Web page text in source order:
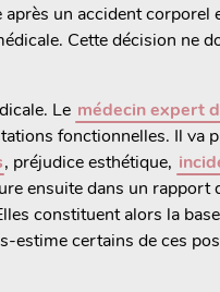
un accident corporel
Cette décision ne
Le médecin expert
fonctionnelles. Il va
, préjudice esthétique,
ensuite dans un rapport
constituent alors la
estime certains de ces